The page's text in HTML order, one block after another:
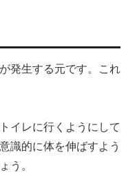
発生する元です。これ
イレに行くようにして
識的に体を伸ばすよう
う。